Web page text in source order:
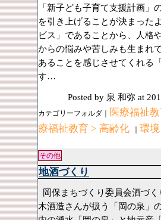
「新子ども子育て支援計画」
を引き上げることが決まった
ビス」であることから、人格
からの悩みや苦しみも生まれ
あることを感じさせてくれる
す…
Posted by 泉 和弥 at
カテゴリーフォルダ｜
医療福祉
療福祉教育 > 高齢化
環境
その他
地酒づくり
岡保まちづくり委員会酒づ
木酒造さんが扱う「岡の泉」